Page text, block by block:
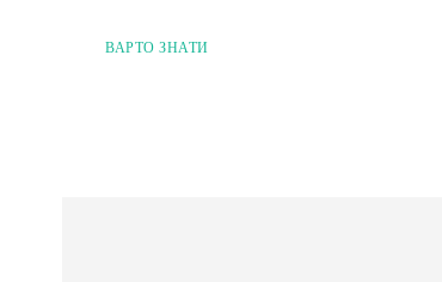
ВАРТО ЗНАТИ